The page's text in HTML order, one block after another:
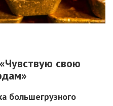
свою
большегрузного